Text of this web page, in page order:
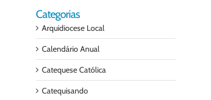
Categorias
Arquidiocese Local
Calendário Anual
Catequese Católica
Catequisando